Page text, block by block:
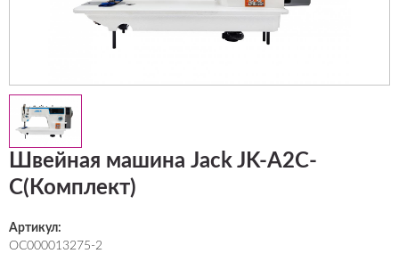
Швейная машина Jack JK-A2C-
C(Комплект)
Артикул:
ОС000013275-2